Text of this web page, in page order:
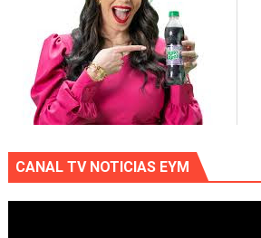
CANAL TV NOTICIAS EYM